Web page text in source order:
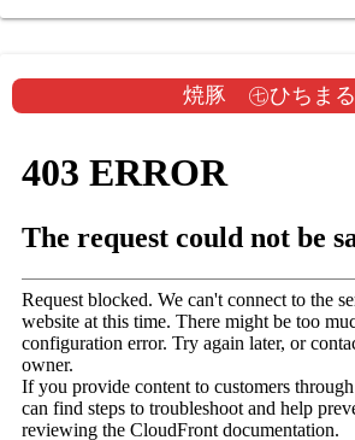
焼豚 ㊆ひちまる